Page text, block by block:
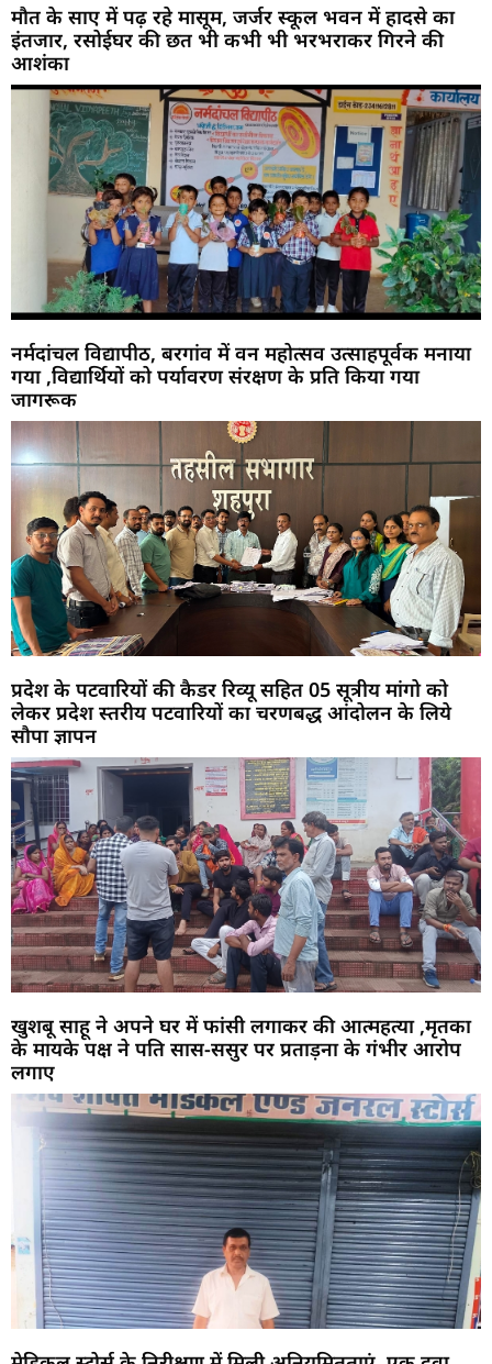
मौत के साए में पढ़ रहे मासूम, जर्जर स्कूल भवन में हादसे का
इंतजार, रसोईघर की छत भी कभी भी भरभराकर गिरने की
आशंका
नर्मदांचल विद्यापीठ, बरगांव में वन महोत्सव उत्साहपूर्वक मनाया
गया ,विद्यार्थियों को पर्यावरण संरक्षण के प्रति किया गया
जागरूक
प्रदेश के पटवारियों की कैडर रिव्यू सहित 05 सूत्रीय मांगो को
लेकर प्रदेश स्तरीय पटवारियों का चरणबद्ध आंदोलन के लिये
सौपा ज्ञापन
खुशबू साहू ने अपने घर में फांसी लगाकर की आत्महत्या ,मृतका
के मायके पक्ष ने पति सास-ससुर पर प्रताड़ना के गंभीर आरोप
लगाए